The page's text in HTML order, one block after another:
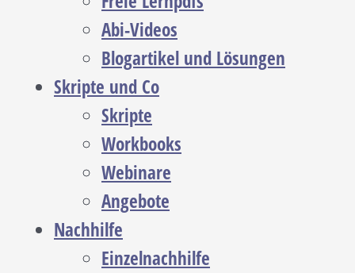
Abi-Videos
Blogartikel und Lösungen
Skripte und Co
Skripte
Workbooks
Webinare
Angebote
Nachhilfe
Einzelnachhilfe